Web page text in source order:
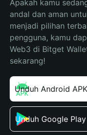
Apakah kamu
andal dan aman
menjadi pilihan
pengguna, kamu
Web3 di Bitget
sekarang!
Unduh Android APK
Unduh Google Play